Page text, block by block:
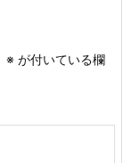
※ が付いている欄